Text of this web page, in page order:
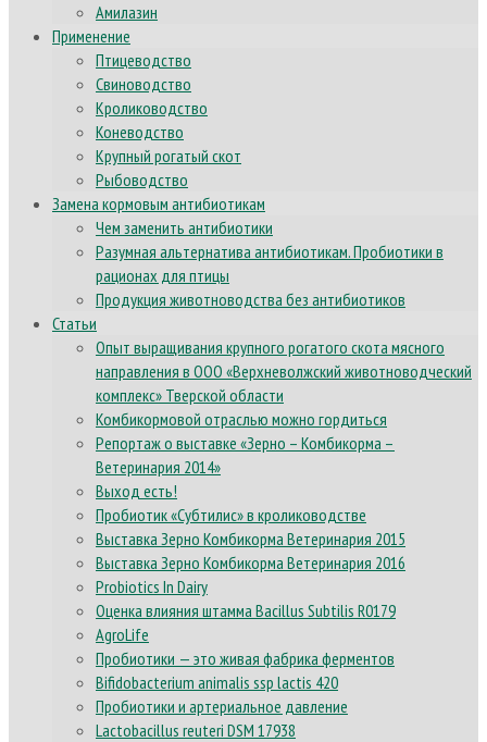
Амилазин
Применение
Птицеводство
Свиноводство
Кролиководство
Коневодство
Крупный рогатый скот
Рыбоводство
Замена кормовым антибиотикам
Чем заменить антибиотики
Разумная альтернатива антибиотикам. Пробиотики в
рационах для птицы
Продукция животноводства без антибиотиков
Статьи
Опыт выращивания крупного рогатого скота мясного
направления в ООО «Верхневолжский животноводческий
комплекс» Тверской области
Комбикормовой отраслью можно гордиться
Репортаж о выставке «Зерно – Комбикорма –
Ветеринария 2014»
Выход есть!
Пробиотик «Субтилис» в кролиководстве
Выставка Зерно Комбикорма Ветеринария 2015
Выставка Зерно Комбикорма Ветеринария 2016
Probiotics In Dairy
Оценка влияния штамма Bacillus Subtilis R0179
AgroLife
Пробиотики — это живая фабрика ферментов
Bifidobacterium animalis ssp lactis 420
Пробиотики и артериальное давление
Lactobacillus reuteri DSM 17938